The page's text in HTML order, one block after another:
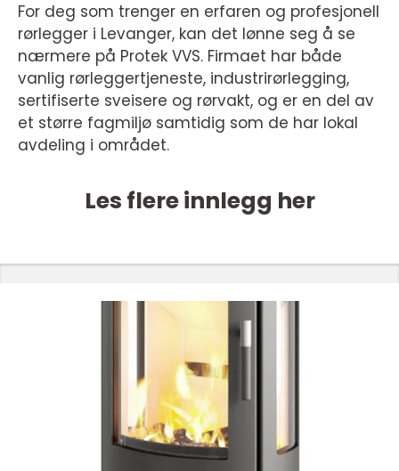
For deg som trenger en erfaren og profesjonell
rørlegger i Levanger, kan det lønne seg å se
nærmere på Protek VVS. Firmaet har både
vanlig rørleggertjeneste, industrirørlegging,
sertifiserte sveisere og rørvakt, og er en del av
et større fagmiljø samtidig som de har lokal
avdeling i området.
Les flere innlegg her